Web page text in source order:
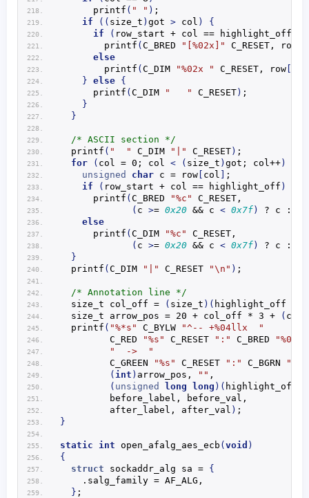
printf ( " " ) ;
if
(( size_t ) got > col )
{
if
( row_start + col == highlight_off
printf ( C_BRED "[%02x]" C_RESET, row
else
printf ( C_DIM "%02x " C_RESET, row
} else {
printf ( C_DIM "   " C_RESET) ;
}
}
/* ASCII section */
printf ( "  " C_DIM "|" C_RESET) ;
for
( col = 0; col < ( size_t ) got; col++)
unsigned
char c = row col
;
if
( row_start + col == highlight_off )
printf ( C_BRED "%c"
C_RESET,
( c >= 0x20 && c < 0x7f) ? c :
else
printf ( C_DIM "%c"
C_RESET,
( c >= 0x20 && c < 0x7f) ? c :
}
printf ( C_DIM "|" C_RESET "\n" ) ;
/* Annotation line */
  size_t col_off =
( size_t )( highlight_off -
  size_t arrow_pos = 20 + col_off * 3 +
(
printf ( "%*s" C_BYLW
"^-- +%04llx  "
         C_RED
"%s" C_RESET ":" C_BRED "%02x"
"  ->  "
         C_GREEN
"%s" C_RESET ":" C_BGRN
( int ) arrow_pos, "" ,
( unsigned long long )( highlight_off
         before_label, before_val,
         after_label, after_val
) ;
}
static int open_afalg_aes_ecb ( void )
{
struct sockaddr_alg sa = {
    .salg_family = AF_ALG,
} ;